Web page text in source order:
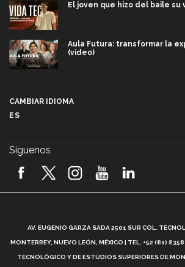
El joven que hizo del baile su
Aula Futura: transformar la
(video)
2026! (video)
¿Cómo es el Modelo
CAMBIAR IDIOMA
ES
Síguenos
AV. EUGENIO GARZA SADA 2501 SUR COL.
MONTERREY, NUEVO LEÓN, MÉXICO | TEL. +52 (81)
TECNOLÓGICO Y DE ESTUDIOS SUPERIORES DE